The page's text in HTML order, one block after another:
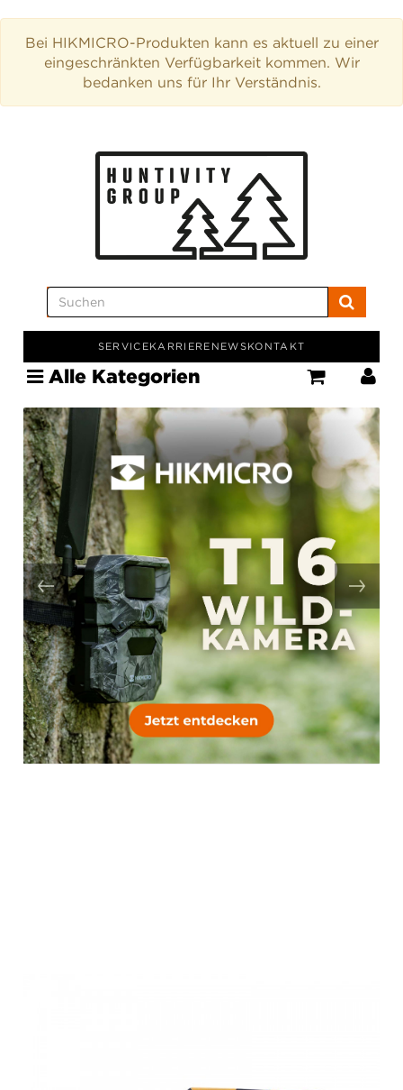
Bei HIKMICRO-Produkten kann es aktuell zu einer
eingeschränkten Verfügbarkeit kommen. Wir
bedanken uns für Ihr Verständnis.
SERVICEKARRIERE NEWSKONTAKT
Alle Kategorien